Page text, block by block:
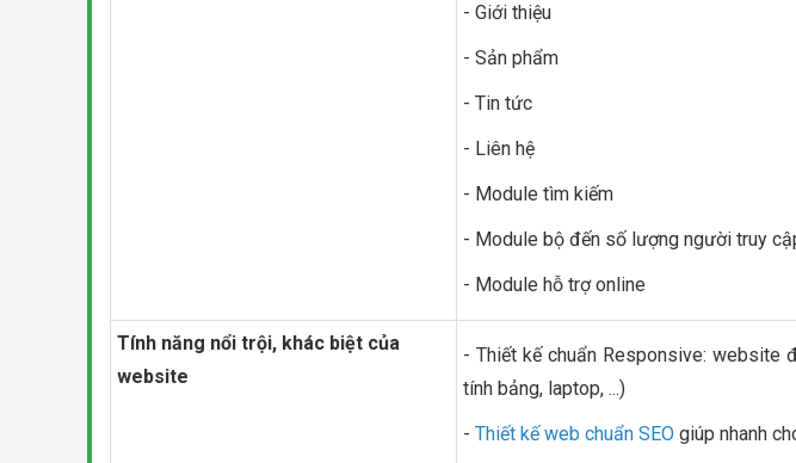
- Giới thiệu
- Sản phẩm
- Tin tức
- Liên hệ
- Module tìm kiếm
- Module bộ đến số lượng người truy
- Module hỗ trợ online
Tính năng nổi trội, khác biệt của
website
- Thiết kế chuẩn Responsive: website
tính bảng, laptop, ...)
- Thiết kế web chuẩn SEO giúp nhanh